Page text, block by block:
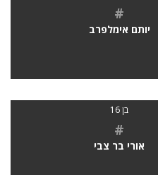
#
יותם אימלפרב
בן 16
#
אורי בר צבי